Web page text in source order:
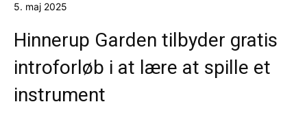
5. maj 2025
Hinnerup Garden tilbyder gratis
introforløb i at lære at spille et
instrument